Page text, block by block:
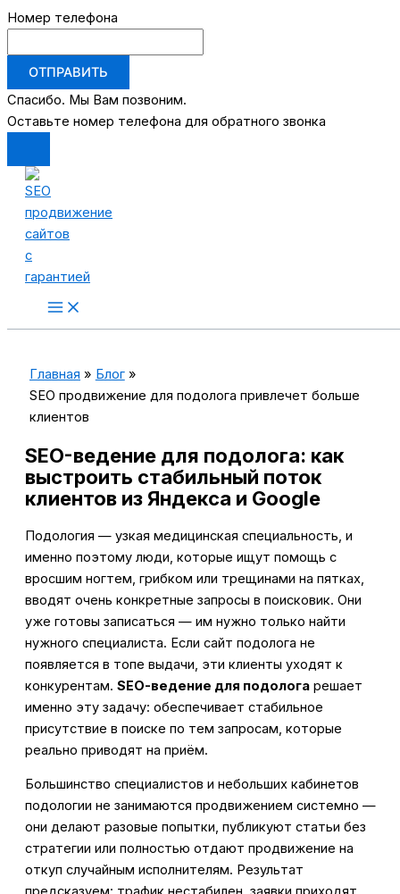
Номер телефона
ОТПРАВИТЬ
Спасибо. Мы Вам позвоним.
Оставьте номер телефона для обратного звонка
Перейти
содержимому
Main
Menu
Главная
Блог
SEO продвижение для подолога привлечет больше
клиентов
SEO-ведение для подолога: как
выстроить стабильный поток
клиентов из Яндекса и Google
Подология — узкая медицинская специальность, и
именно поэтому люди, которые ищут помощь с
вросшим ногтем, грибком или трещинами на пятках,
вводят очень конкретные запросы в поисковик. Они
уже готовы записаться — им нужно только найти
нужного специалиста. Если сайт подолога не
появляется в топе выдачи, эти клиенты уходят к
конкурентам. SEO-ведение для подолога решает
именно эту задачу: обеспечивает стабильное
присутствие в поиске по тем запросам, которые
реально приводят на приём.
Большинство специалистов и небольших кабинетов
подологии не занимаются продвижением системно —
они делают разовые попытки, публикуют статьи без
стратегии или полностью отдают продвижение на
откуп случайным исполнителям. Результат